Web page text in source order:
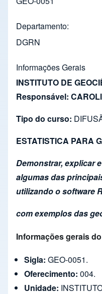
Departamento
DGRN
Informações Gerais
INSTITUTO DE
Responsável:
Tipo do curso:
ESTATISTICA PARA
Demonstrar, explicar
algumas das
utilizando o software
com exemplos das
Informações gerais
Sigla: GEO-0051.
Oferecimento: 004.
Unidade: